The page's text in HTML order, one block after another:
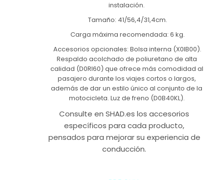
instalación.
Tamaño: 41/56,4/31,4cm.
Carga máxima recomendada: 6 kg.
Accesorios opcionales: Bolsa interna (X0IB00).
Respaldo acolchado de poliuretano de alta
calidad (D0RI60) que ofrece más comodidad al
pasajero durante los viajes cortos o largos,
además de dar un estilo único al conjunto de la
motocicleta. Luz de freno (D0B40KL).
Consulte en SHAD.es los accesorios
específicos para cada producto,
pensados para mejorar su experiencia de
conducción.